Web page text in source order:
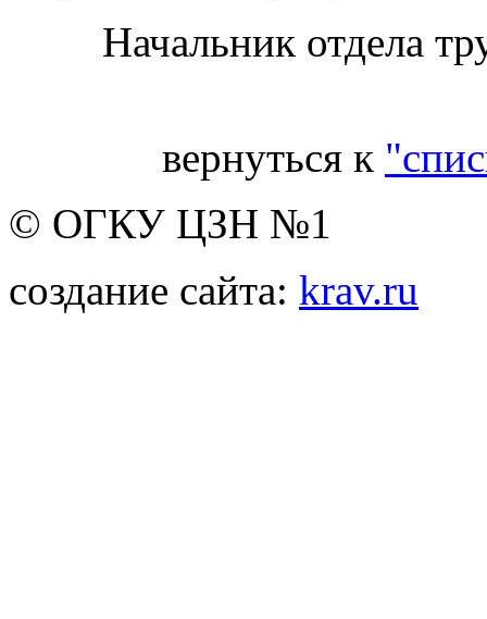
Начальник отдела
вернуться к
© ОГКУ ЦЗН №1
создание сайта: krav.ru